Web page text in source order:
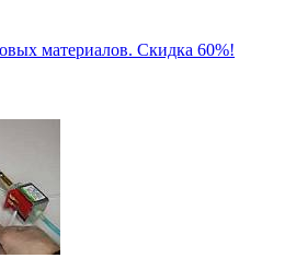
материалов. Скидка 60%!